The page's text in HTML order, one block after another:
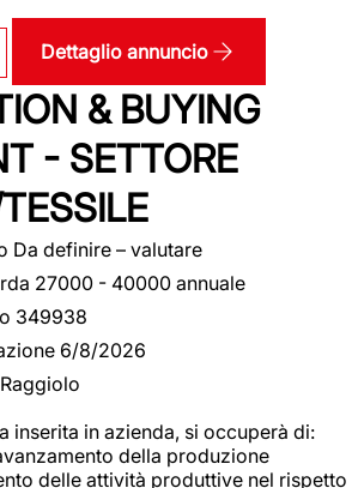
Dettaglio annuncio
& BUYING
- SETTORE
Da definire – valutare
27000 - 40000 annuale
349938
6/8/2026
inserita in azienda, si occuperà di:
della produzione
delle attività produttive nel rispetto